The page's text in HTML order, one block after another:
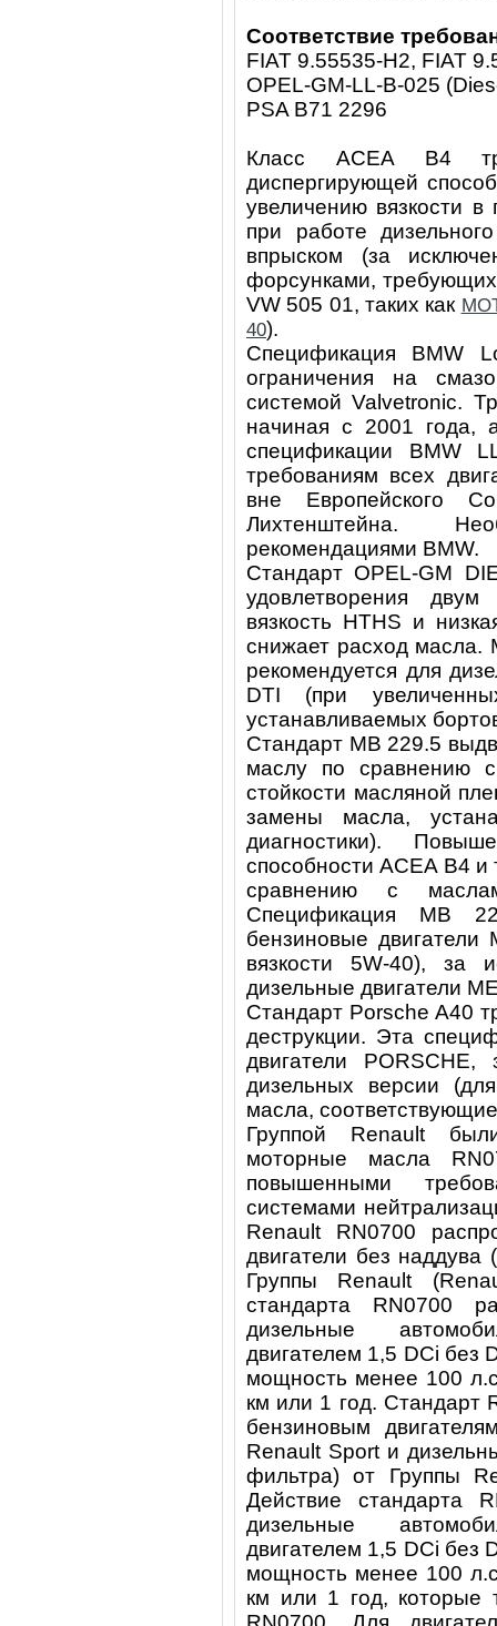
Соответствие
FIAT 9.55535-H2, FIAT
OPEL-GM-LL-B-025
PSA B71 2296
Класс ACEA B4
диспергирующей
увеличению вязкости
при работе
впрыском (за
форсунками,
VW 505 01, таких как
40).
Спецификация BMW
ограничения на
системой Valvetronic.
начиная с 2001 года,
спецификации BMW
требованиям всех
вне Европейского
Лихтенштейна.
рекомендациями BMW.
Стандарт OPEL-GM
удовлетворения
вязкость HTHS и
снижает расход масла.
рекомендуется для
DTI (при
устанавливаемых
Стандарт MB 229.5
маслу по сравнению
стойкости масляной
замены масла,
диагностики).
способности ACEA B4
сравнению с
Спецификация MB
бензиновые двигатели
вязкости 5W-40), за
дизельные двигатели
Стандарт Porsche A40
деструкции. Эта
двигатели
дизельных версии
масла,
Группой Renault
моторные масла
повышенными
системами
Renault RN0700
двигатели без
Группы Renault
стандарта RN0700
дизельные
двигателем 1,5 DCi
мощность менее 100
км или 1 год. Стандарт
бензиновым
Renault Sport и
фильтра) от Группы
Действие стандарта
дизельные
двигателем 1,5 DCi
мощность менее 100
км или 1 год, которые